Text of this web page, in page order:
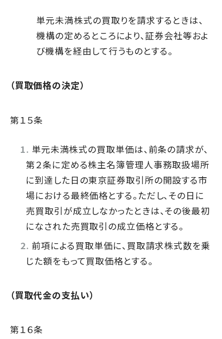
単元未満株式の買取りを請求するときは、
機構の定めるところにより、証券会社等およ
び機構を経由して行うものとする。
（買取価格の決定）
第１５条
単元未満株式の買取単価は、前条の請求が、
第２条に定める株主名簿管理人事務取扱場所
に到達した日の東京証券取引所の開設する市
場における最終価格とする。ただし、その日に
売買取引が成立しなかったときは、その後最初
になされた売買取引の成立価格とする。
前項による買取単価に、買取請求株式数を乗
じた額をもって買取価格とする。
（買取代金の支払い）
第１６条